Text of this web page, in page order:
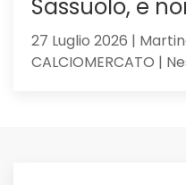
Sassuolo, e
27 Luglio 2026 |
CALCIOMERCATO |